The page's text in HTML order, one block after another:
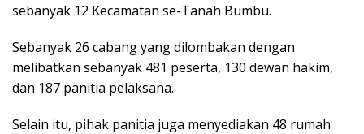
sebanyak 12 Kecamatan se-Tanah Bumbu.
Sebanyak 26 cabang yang dilombakan dengan
melibatkan sebanyak 481 peserta, 130 dewan hakim,
dan 187 panitia pelaksana.
Selain itu, pihak panitia juga menyediakan 48 rumah